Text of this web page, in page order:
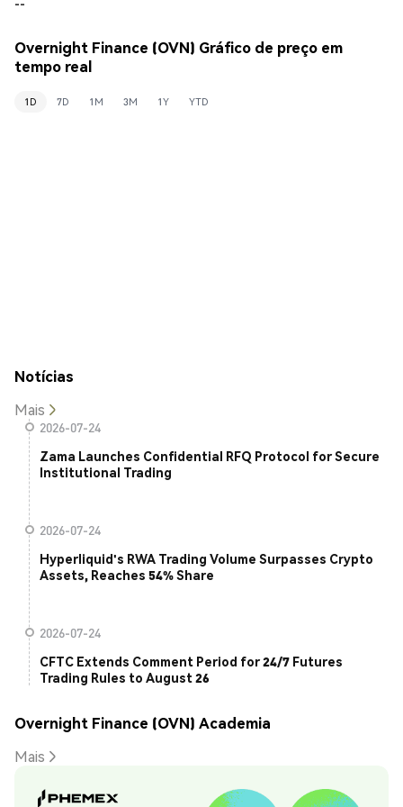
Overnight Finance (OVN) Gráfico de preço em
tempo real
1D 7D 1M 3M 1Y YTD
Notícias
Mais
2026-07-24
Zama Launches Confidential RFQ Protocol for Secure
Institutional Trading
2026-07-24
Hyperliquid's RWA Trading Volume Surpasses Crypto
Assets, Reaches 54% Share
2026-07-24
CFTC Extends Comment Period for 24/7 Futures
Trading Rules to August 26
Overnight Finance (OVN) Academia
Mais